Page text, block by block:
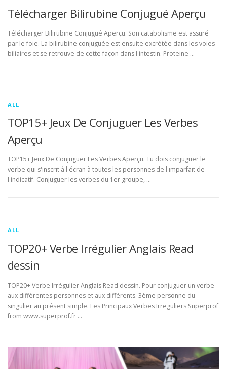
Télécharger Bilirubine Conjugué Aperçu
Télécharger Bilirubine Conjugué Aperçu. Son catabolisme est assuré
par le foie. La bilirubine conjuguée est ensuite excrétée dans les voies
biliaires et se retrouve de cette façon dans l'intestin. Proteine …
ALL
TOP15+ Jeux De Conjuguer Les Verbes
Aperçu
TOP15+ Jeux De Conjuguer Les Verbes Aperçu. Tu dois conjuguer le
verbe qui s'inscrit à l'écran à toutes les personnes de l'imparfait de
l'indicatif. Conjuguer les verbes du 1er groupe, …
ALL
TOP20+ Verbe Irrégulier Anglais Read
dessin
TOP20+ Verbe Irrégulier Anglais Read dessin. Pour conjuguer un verbe
aux différentes personnes et aux différents. 3ème personne du
singulier au présent simple. Les Principaux Verbes Irreguliers Superprof
from www.superprof.fr …